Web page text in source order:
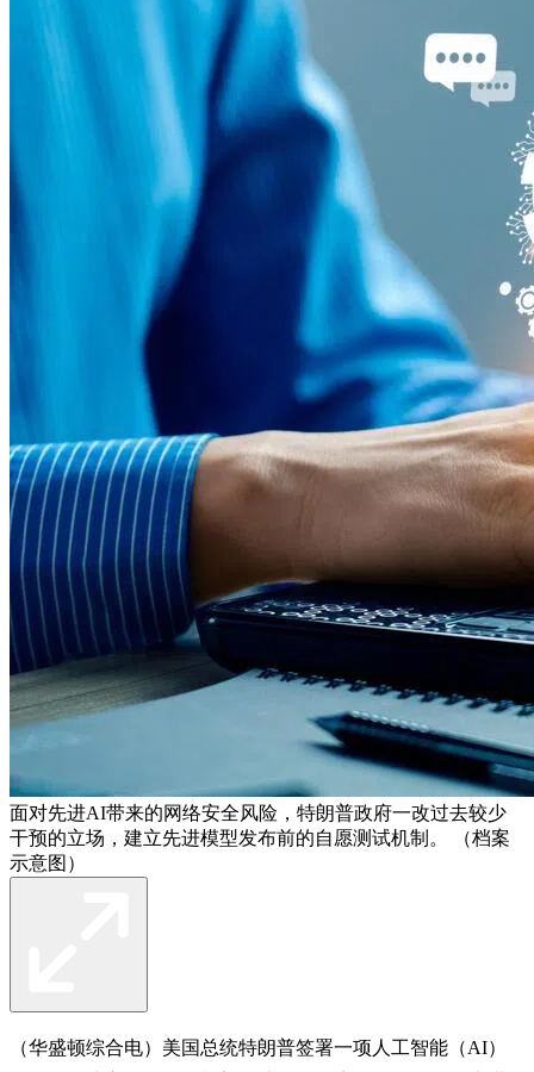
面对先进AI带来的网络安全风险，特朗普政府一改过去较少
干预的立场，建立先进模型发布前的自愿测试机制。 （档案
示意图）
（华盛顿综合电）美国总统特朗普签署一项人工智能（AI）